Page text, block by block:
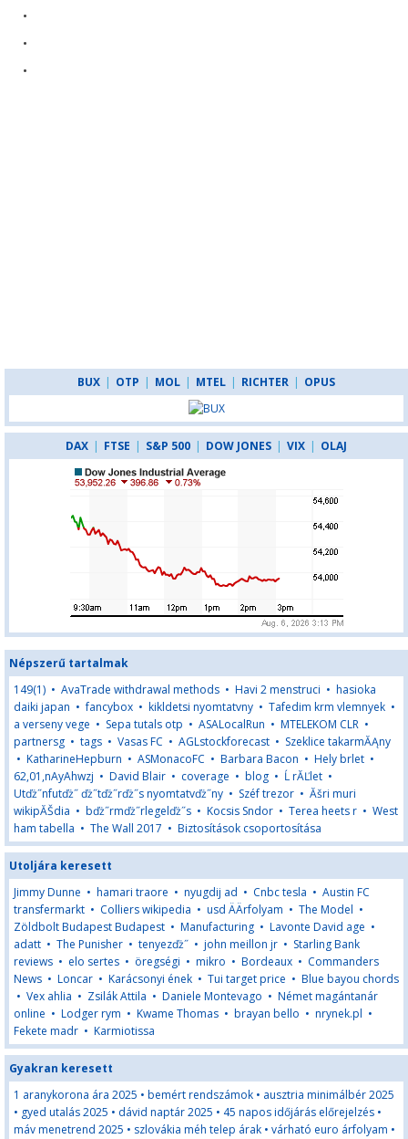
•
•
•
BUX | OTP | MOL | MTEL | RICHTER | OPUS
DAX | FTSE | S&P 500 | DOW JONES | VIX | OLAJ
Népszerű tartalmak
149(1) • AvaTrade withdrawal methods • Havi 2 menstruci • hasioka
daiki japan •fancybox • kikldetsi nyomtatvny • Tafedim krm vlemnyek •
a verseny vege • Sepa tutals otp • ASALocalRun • MTELEKOM CLR •
partnersg • tags • Vasas FC • AGLstockforecast • Szeklice takarmĂĄny
• KatharineHepburn • ASMonacoFC • Barbara Bacon • Hely brlet •
62,01,nAyAhwzj • David Blair • coverage • blog • Ĺ rĂĽlet •
Utďż˝nfutďż˝ ďż˝tďż˝rďż˝s nyomtatvďż˝ny • Széf trezor • Ăšri muri
wikipĂŠdia • bďż˝rmďż˝rlegelďż˝s • Kocsis Sndor • Terea heets r • West
ham tabella • The Wall 2017 • Biztosítások csoportosítása
Utoljára keresett
Jimmy Dunne • hamari traore • nyugdij ad • Cnbc tesla • Austin FC
transfermarkt • Colliers wikipedia • usd ÄÄrfolyam • The Model •
Zöldbolt Budapest Budapest • Manufacturing • Lavonte David age •
adatt • The Punisher • tenyezďż˝ • john meillon jr • Starling Bank
reviews • elo sertes • öregségi • mikro • Bordeaux • Commanders
News • Loncar • Karácsonyi ének • Tui target price • Blue bayou chords
• Vex ahlia • Zsilák Attila • Daniele Montevago • Német magántanár
online • Lodger rym • Kwame Thomas • brayan bello • nrynek.pl •
Fekete madr • Karmiotissa
Gyakran keresett
1 aranykorona ára 2025 • bemért rendszámok • ausztria minimálbér 2025
• gyed utalás 2025 • dávid naptár 2025 • 45 napos időjárás előrejelzés •
máv menetrend 2025 • szlovákia méh telep árak • várható euro árfolyam •